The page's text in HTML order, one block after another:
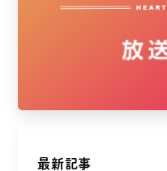
最新記事